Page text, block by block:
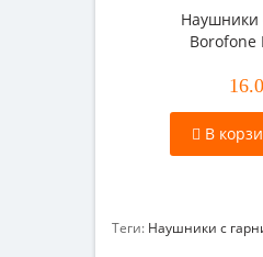
Наушники
Borofone
В
Теги: Наушники с